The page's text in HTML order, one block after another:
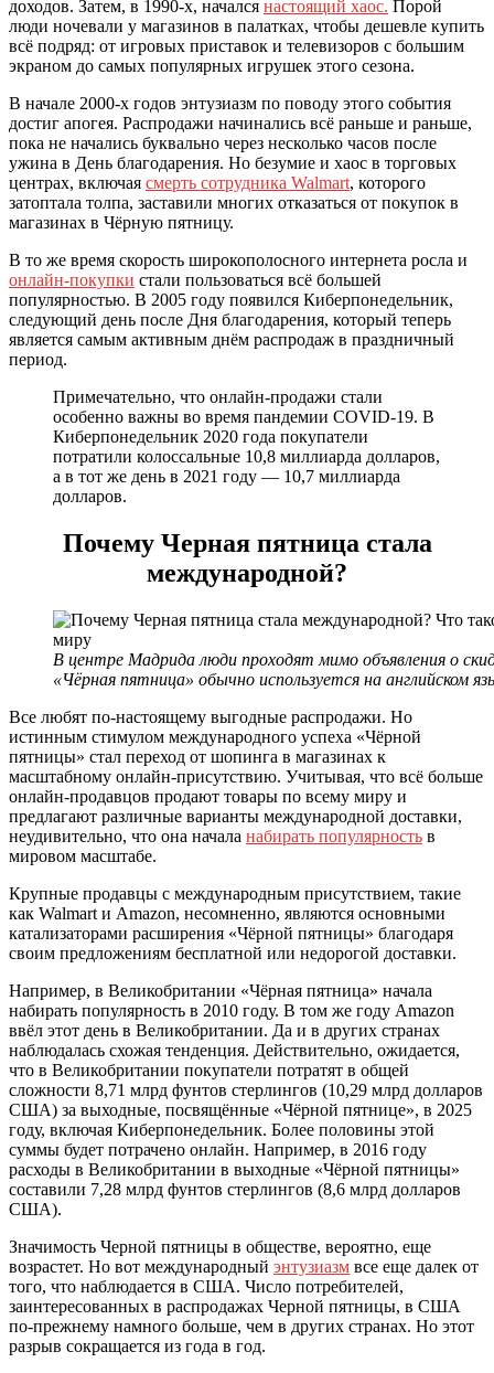
доходов. Затем, в 1990-х, начался настоящий хаос. Порой
люди ночевали у магазинов в палатках, чтобы дешевле купить
всё подряд: от игровых приставок и телевизоров с большим
экраном до самых популярных игрушек этого сезона.
В начале 2000-х годов энтузиазм по поводу этого события
достиг апогея. Распродажи начинались всё раньше и раньше,
пока не начались буквально через несколько часов после
ужина в День благодарения. Но безумие и хаос в торговых
центрах, включая смерть сотрудника Walmart, которого
затоптала толпа, заставили многих отказаться от покупок в
магазинах в Чёрную пятницу.
В то же время скорость широкополосного интернета росла и
онлайн-покупки стали пользоваться всё большей
популярностью. В 2005 году появился Киберпонедельник,
следующий день после Дня благодарения, который теперь
является самым активным днём распродаж в праздничный
период.
Примечательно, что онлайн-продажи стали
особенно важны во время пандемии COVID-19. В
Киберпонедельник 2020 года покупатели
потратили колоссальные 10,8 миллиарда долларов,
а в тот же день в 2021 году — 10,7 миллиарда
долларов.
Почему Черная пятница стала
международной?
В центре Мадрида люди проходят мимо объявления о
«Чёрная пятница» обычно используется на английском
Все любят по-настоящему выгодные распродажи. Но
истинным стимулом международного успеха «Чёрной
пятницы» стал переход от шопинга в магазинах к
масштабному онлайн-присутствию. Учитывая, что всё больше
онлайн-продавцов продают товары по всему миру и
предлагают различные варианты международной доставки,
неудивительно, что она начала набирать популярность в
мировом масштабе.
Крупные продавцы с международным присутствием, такие
как Walmart и Amazon, несомненно, являются основными
катализаторами расширения «Чёрной пятницы» благодаря
своим предложениям бесплатной или недорогой доставки.
Например, в Великобритании «Чёрная пятница» начала
набирать популярность в 2010 году. В том же году Amazon
ввёл этот день в Великобритании. Да и в других странах
наблюдалась схожая тенденция. Действительно, ожидается,
что в Великобритании покупатели потратят в общей
сложности 8,71 млрд фунтов стерлингов (10,29 млрд долларов
США) за выходные, посвящённые «Чёрной пятнице», в 2025
году, включая Киберпонедельник. Более половины этой
суммы будет потрачено онлайн. Например, в 2016 году
расходы в Великобритании в выходные «Чёрной пятницы»
составили 7,28 млрд фунтов стерлингов (8,6 млрд долларов
США).
Значимость Черной пятницы в обществе, вероятно, еще
возрастет. Но вот международный энтузиазм все еще далек от
того, что наблюдается в США. Число потребителей,
заинтересованных в распродажах Черной пятницы, в США
по-прежнему намного больше, чем в других странах. Но этот
разрыв сокращается из года в год.